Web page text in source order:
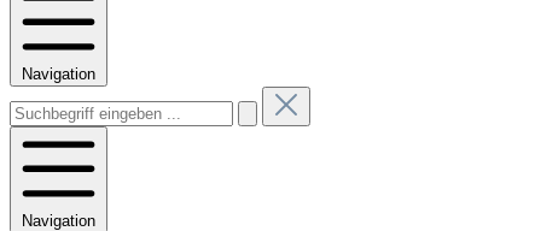
Navigation
Navigation